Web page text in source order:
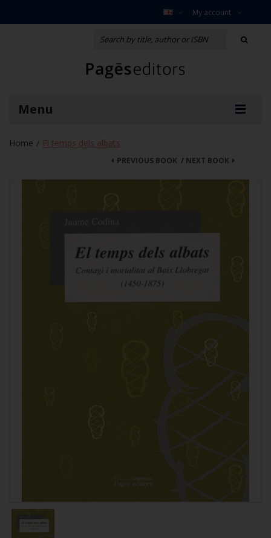
My account
Menu
Home / El temps dels albats
NEXT BOOK
PREVIOUS BOOK /